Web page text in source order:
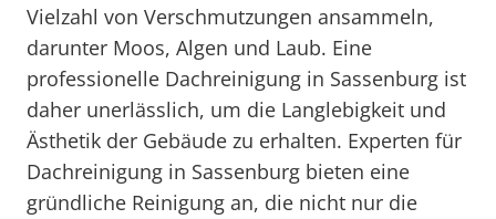
Vielzahl von Verschmutzungen ansammeln,
darunter Moos, Algen und Laub. Eine
professionelle Dachreinigung in Sassenburg ist
daher unerlässlich, um die Langlebigkeit und
Ästhetik der Gebäude zu erhalten. Experten für
Dachreinigung in Sassenburg bieten eine
gründliche Reinigung an, die nicht nur die